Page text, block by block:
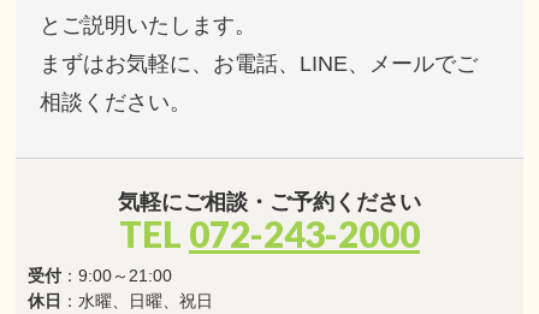
とご説明いたします。
まずはお気軽に、お電話、LINE、メールでご
相談ください。
気軽にご相談・ご予約ください
TEL 072-243-2000
受付 ：9:00～21:00
休日 ：水曜、日曜、祝日